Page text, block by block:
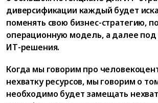
диверсификации каждый будет
поменять свою бизнес-стратегию,
операционную модель, а далее под
ИТ-решения.
Когда мы говорим про
нехватку ресурсов, мы говорим о
необходимо будет замещать